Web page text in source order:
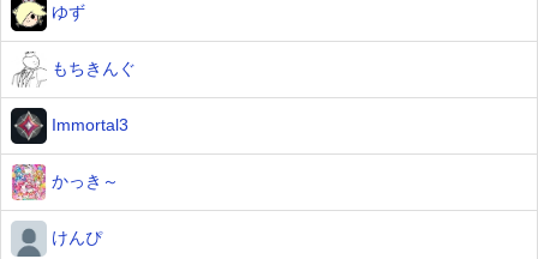
ゆず
もちきんぐ
Immortal3
かっき～
けんぴ